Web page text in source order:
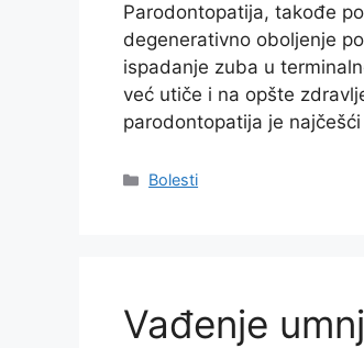
Parodontopatija, takođe
degenerativno oboljenje
ispadanje zuba u
već utiče i na opšte
parodontopatija je
Categories
Bolesti
Vađenje